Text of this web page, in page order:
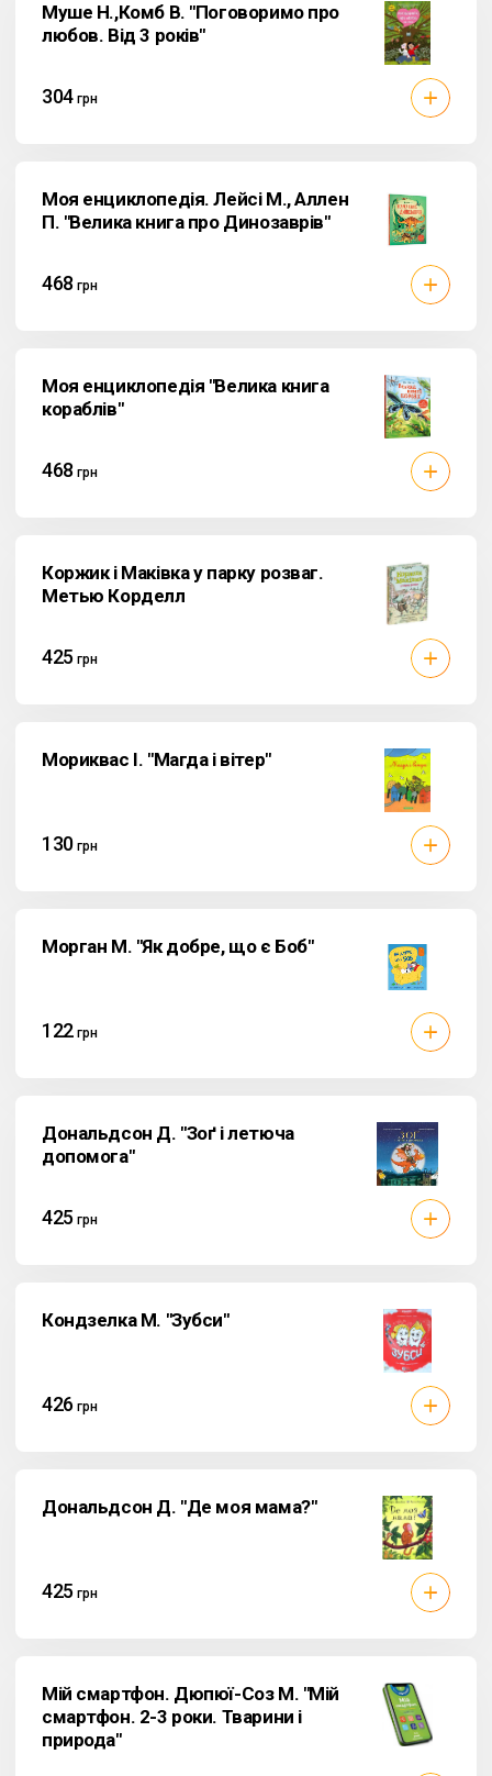
Муше Н.,Комб В. "Поговоримо про
любов. Від 3 років"
304 грн
Моя енциклопедія. Лейсі М., Аллен
П. "Велика книга про Динозаврів"
468 грн
Моя енциклопедія "Велика книга
кораблів"
468 грн
Коржик і Маківка у парку розваг.
Метью Корделл
425 грн
Мориквас I. "Магда і вітер"
130 грн
Морган М. "Як добре, що є Боб"
122 грн
Дональдсон Д. "Зоґ і летюча
допомога"
425 грн
Кондзелка М. "Зубси"
426 грн
Дональдсон Д. "Де моя мама?"
425 грн
Мій смартфон. Дюпюї-Соз М. "Мій
смартфон. 2-3 роки. Тварини і
природа"